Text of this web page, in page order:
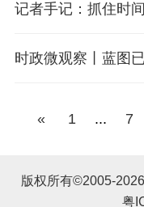
记者手记：抓住时
时政微观察丨蓝图
« 1 ... 7
版权所有©2005-
粤